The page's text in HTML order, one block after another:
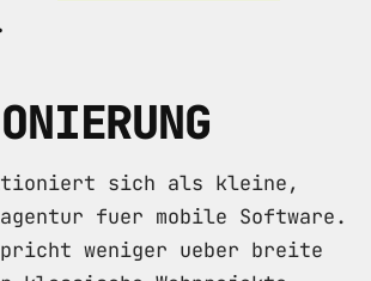
sich als kleine,
fuer mobile Software.
weniger ueber breite